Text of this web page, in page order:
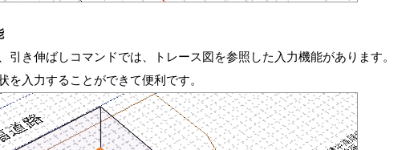
引き伸ばしコマンドでは、トレース図を参照した入力機能があります。
入力することができて便利です。